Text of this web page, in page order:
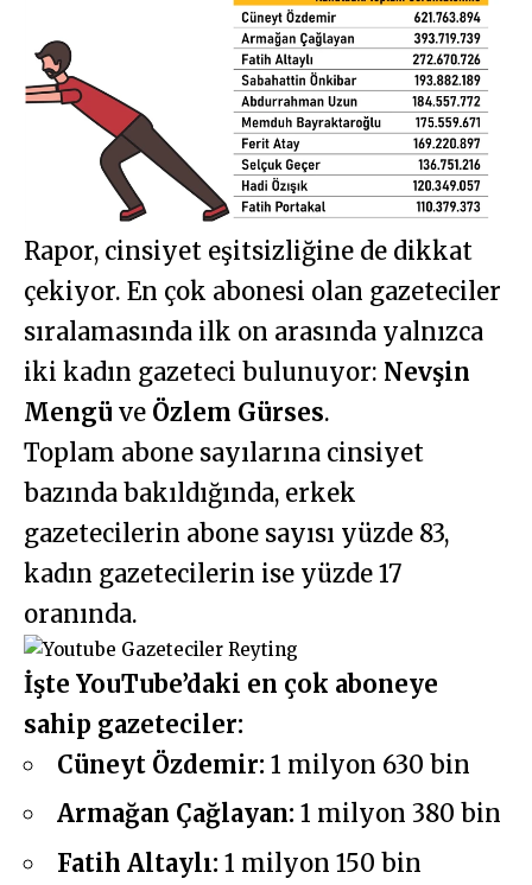
Rapor, cinsiyet eşitsizliğine de dikkat
çekiyor. En çok abonesi olan gazeteciler
sıralamasında ilk on arasında yalnızca
iki kadın gazeteci bulunuyor: Nevşin
Mengü ve Özlem Gürses.
Toplam abone sayılarına cinsiyet
bazında bakıldığında, erkek
gazetecilerin abone sayısı yüzde 83,
kadın gazetecilerin ise yüzde 17
oranında.
İşte YouTube’daki en çok aboneye
sahip gazeteciler:
Cüneyt Özdemir: 1 milyon 630 bin
Armağan Çağlayan: 1 milyon 380 bin
Fatih Altaylı: 1 milyon 150 bin